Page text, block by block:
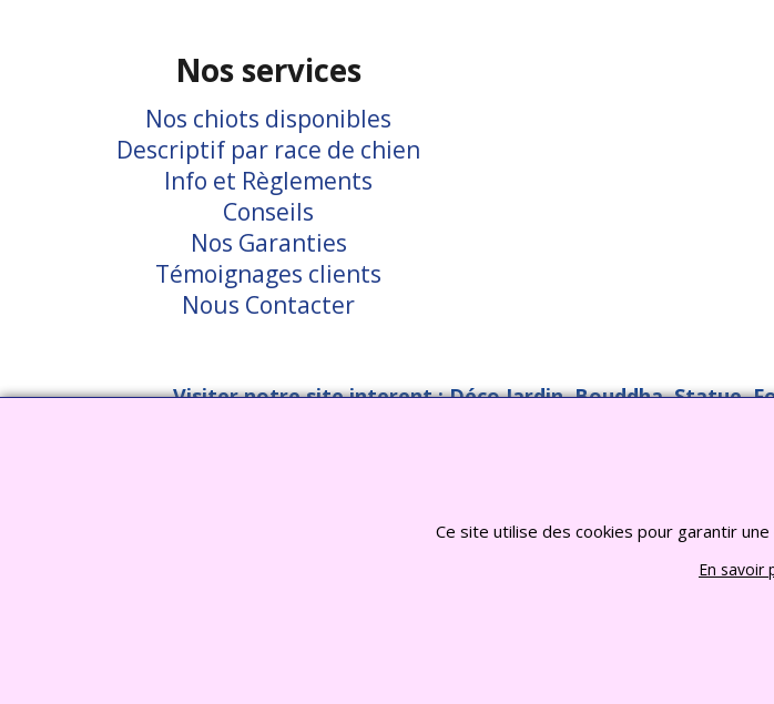
Nos services
Nos chiots disponibles
Descriptif par race de chien
Info et Règlements
Conseils
Nos Garanties
Témoignages clients
Nous Contacter
Visiter notre site interent : Déco Jardin, Bouddha, Statue,
eCommerce
Ce site utilise des cookies pour garantir
En savoir